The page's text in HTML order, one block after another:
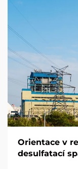
Orientace v
desulfatací